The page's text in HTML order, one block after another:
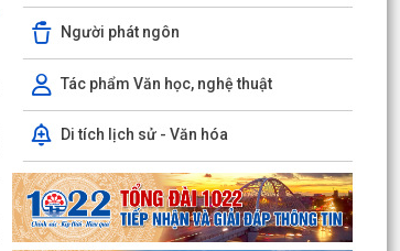
Người phát ngôn
Tác phẩm Văn học, nghệ thuật
Di tích lịch sử - Văn hóa
2026
Công văn số 3357/UBND-KT ngày 28/7/2026
của UBND phường v/v phối hợp thông tin
Kế hoạch số 265/KH-UBND ngày 3/8/2026 của
UBND phường về triển khai thực hiện Kế hoạch
số...
UBND phường làm việc với các hộ dân đang sử